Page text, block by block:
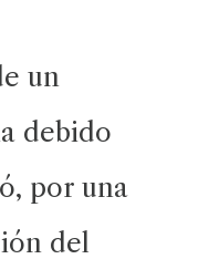
un
debido
por una
del